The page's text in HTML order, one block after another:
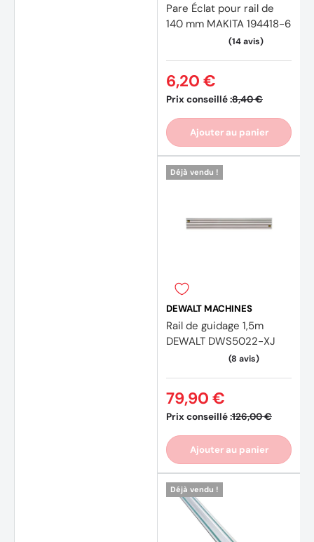
Pare Éclat pour rail de
140 mm MAKITA 194418-6
Prix conseillé :8,40 €
6,20 €
Ajouter au panier
Déjà vendu !
DEWALT MACHINES
Rail de guidage 1,5m
DEWALT DWS5022-XJ
Prix conseillé :126,00 €
79,90 €
Ajouter au panier
Déjà vendu !